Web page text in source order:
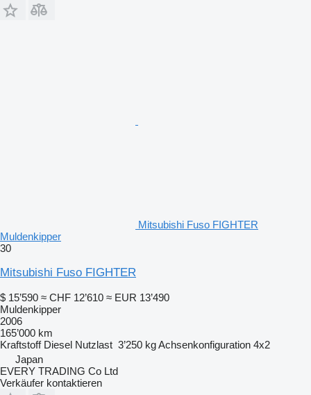
Mitsubishi Fuso FIGHTER
Muldenkipper
30
Mitsubishi Fuso FIGHTER
$ 15’590 ≈ CHF 12’610 ≈ EUR 13’490
Muldenkipper
2006
165’000 km
Kraftstoff Diesel Nutzlast 3’250 kgAchsenkonfiguration 4x2
Japan
EVERY TRADING Co Ltd
Verkäufer kontaktieren